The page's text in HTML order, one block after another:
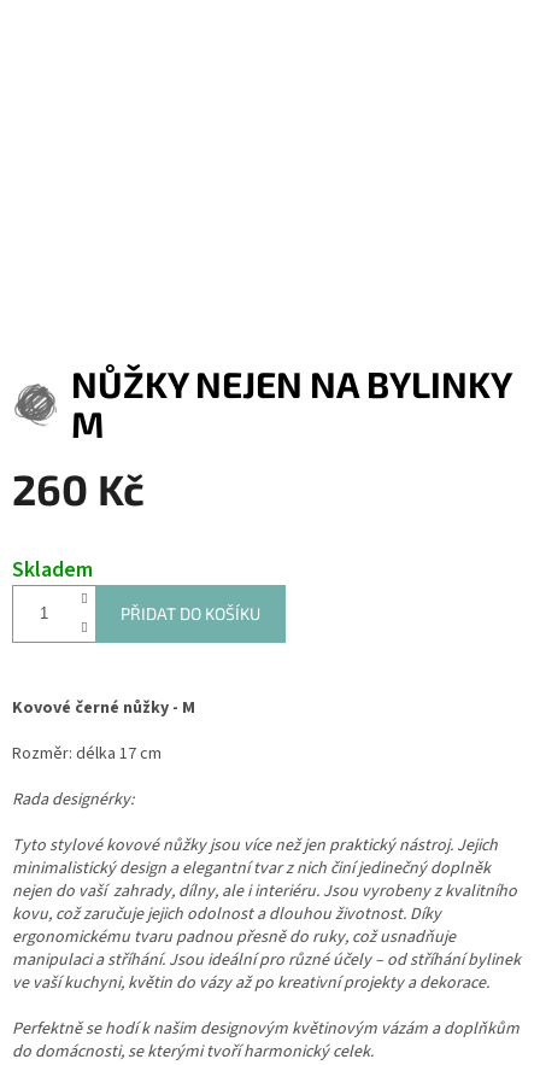
NŮŽKY NEJEN NA BYLINKY
M
260 Kč
Skladem
PŘIDAT DO KOŠÍKU
Kovové černé nůžky - M
Rozměr: délka 17 cm
Rada designérky:
Tyto stylové kovové nůžky jsou více než jen praktický nástroj. Jejich
minimalistický design a elegantní tvar z nich činí jedinečný doplněk
nejen do vaší zahrady, dílny, ale i interiéru. Jsou vyrobeny z kvalitního
kovu, což zaručuje jejich odolnost a dlouhou životnost. Díky
ergonomickému tvaru padnou přesně do ruky, což usnadňuje
manipulaci a stříhání. Jsou ideální pro různé účely – od stříhání bylinek
ve vaší kuchyni, květin do vázy až po kreativní projekty a dekorace.
Perfektně se hodí k našim designovým květinovým vázám a doplňkům
do domácnosti, se kterými tvoří harmonický celek.